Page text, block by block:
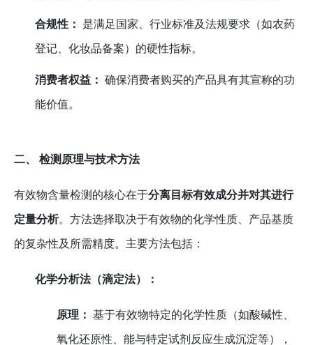
合规性： 是满足国家、行业标准及法规要求（如农药
登记、化妆品备案）的硬性指标。
消费者权益： 确保消费者购买的产品具有其宣称的功
能价值。
二、 检测原理与技术方法
有效物含量检测的核心在于分离目标有效成分并对其进行
定量分析。方法选择取决于有效物的化学性质、产品基质
的复杂性及所需精度。主要方法包括：
化学分析法（滴定法）：
原理： 基于有效物特定的化学性质（如酸碱性、
氧化还原性、能与特定试剂反应生成沉淀等），